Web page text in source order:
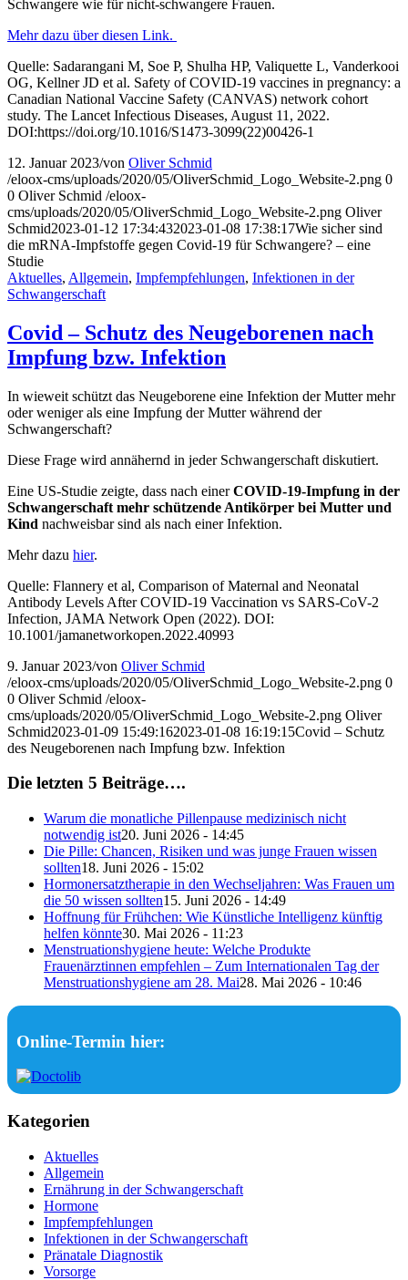
Schwangere wie für nicht-schwangere Frauen.
Mehr dazu über diesen Link.
Quelle: Sadarangani M, Soe P, Shulha HP, Valiquette L, Vanderkooi
OG, Kellner JD et al. Safety of COVID-19 vaccines in pregnancy: a
Canadian National Vaccine Safety (CANVAS) network cohort
study. The Lancet Infectious Diseases, August 11, 2022.
DOI:https://doi.org/10.1016/S1473-3099(22)00426-1
12. Januar 2023/von Oliver Schmid
/eloox-cms/uploads/2020/05/OliverSchmid_Logo_Website-2.png 0
0 Oliver Schmid /eloox-
cms/uploads/2020/05/OliverSchmid_Logo_Website-2.png Oliver
Schmid2023-01-12 17:34:432023-01-08 17:38:17Wie sicher sind
die mRNA-Impfstoffe gegen Covid-19 für Schwangere? – eine
Studie
Aktuelles, Allgemein, Impfempfehlungen, Infektionen in der
Schwangerschaft
Covid – Schutz des Neugeborenen nach
Impfung bzw. Infektion
In wieweit schützt das Neugeborene eine Infektion der Mutter mehr
oder weniger als eine Impfung der Mutter während der
Schwangerschaft?
Diese Frage wird annähernd in jeder Schwangerschaft diskutiert.
Eine US-Studie zeigte, dass nach einerCOVID-19-Impfung in der
Schwangerschaft mehr schützende Antikörper bei Mutter und
Kind nachweisbar sind als nach einer Infektion.
Mehr dazu hier.
Quelle: Flannery et al, Comparison of Maternal and Neonatal
Antibody Levels After COVID-19 Vaccination vs SARS-CoV-2
Infection, JAMA Network Open (2022). DOI:
10.1001/jamanetworkopen.2022.40993
9. Januar 2023/von Oliver Schmid
/eloox-cms/uploads/2020/05/OliverSchmid_Logo_Website-2.png 0
0 Oliver Schmid /eloox-
cms/uploads/2020/05/OliverSchmid_Logo_Website-2.png Oliver
Schmid2023-01-09 15:49:162023-01-08 16:19:15Covid – Schutz
des Neugeborenen nach Impfung bzw. Infektion
Die letzten 5 Beiträge….
Warum die monatliche Pillenpause medizinisch nicht
notwendig ist20. Juni 2026 - 14:45
Die Pille: Chancen, Risiken und was junge Frauen wissen
sollten18. Juni 2026 - 15:02
Hormonersatztherapie in den Wechseljahren: Was Frauen um
die 50 wissen sollten15. Juni 2026 - 14:49
Hoffnung für Frühchen: Wie Künstliche Intelligenz künftig
helfen könnte30. Mai 2026 - 11:23
Menstruationshygiene heute: Welche Produkte
Frauenärztinnen empfehlen – Zum Internationalen Tag der
Menstruationshygiene am 28. Mai28. Mai 2026 - 10:46
Online-Termin hier:
Kategorien
Aktuelles
Allgemein
Ernährung in der Schwangerschaft
Hormone
Impfempfehlungen
Infektionen in der Schwangerschaft
Pränatale Diagnostik
Vorsorge